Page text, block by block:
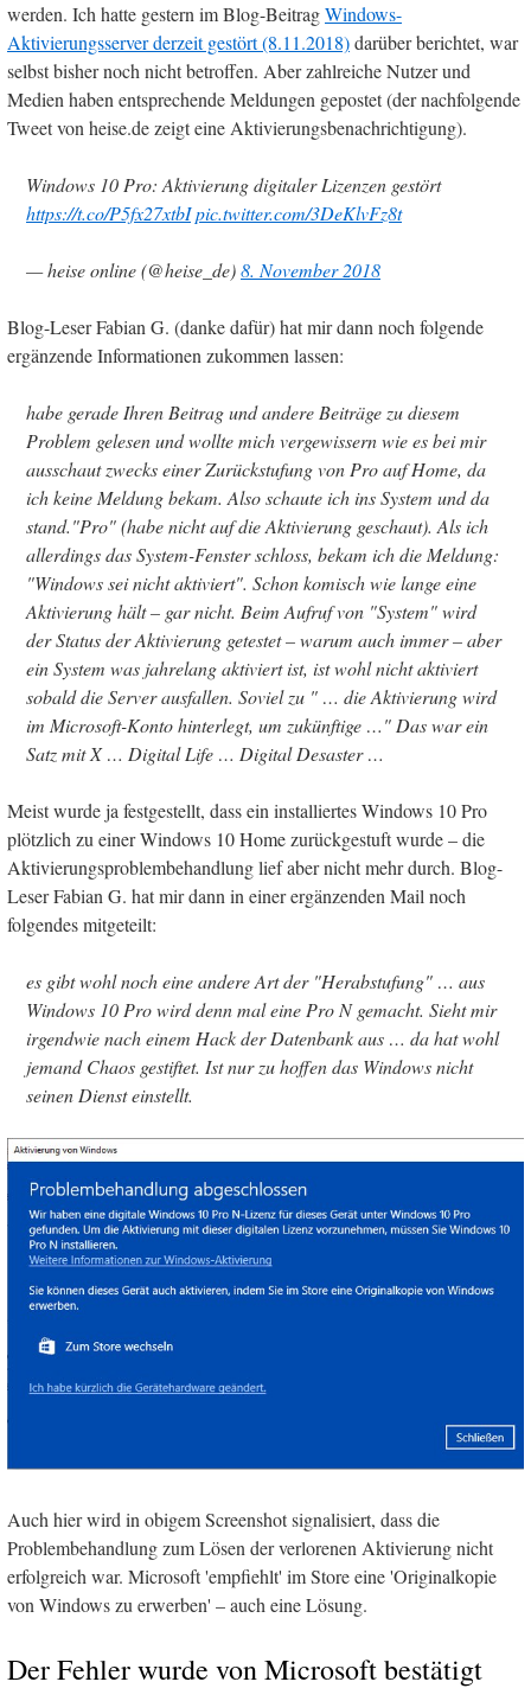
werden. Ich hatte gestern im Blog-BeitragWindows-
Aktivierungsserver derzeit gestört (8.11.2018)darüber berichtet, war
selbst bisher noch nicht betroffen. Aber zahlreiche Nutzer und
Medien haben entsprechende Meldungen gepostet (der nachfolgende
Tweet von heise.de zeigt eine Aktivierungsbenachrichtigung).
Windows 10 Pro: Aktivierung digitaler Lizenzen gestört
https://t.co/P5fx27xtbIpic.twitter.com/3DeKlvFz8t
— heise online (@heise_de)8. November 2018
Blog-Leser Fabian G. (danke dafür) hat mir dann noch folgende
ergänzende Informationen zukommen lassen:
habe gerade Ihren Beitrag und andere Beiträge zu diesem
Problem gelesen und wollte mich vergewissern wie es bei mir
ausschaut zwecks einer Zurückstufung von Pro auf Home, da
ich keine Meldung bekam. Also schaute ich ins System und da
stand."Pro" (habe nicht auf die Aktivierung geschaut). Als ich
allerdings das System-Fenster schloss, bekam ich die Meldung:
"Windows sei nicht aktiviert". Schon komisch wie lange eine
Aktivierung hält – gar nicht. Beim Aufruf von "System" wird
der Status der Aktivierung getestet – warum auch immer – aber
ein System was jahrelang aktiviert ist, ist wohl nicht aktiviert
sobald die Server ausfallen. Soviel zu " … die Aktivierung wird
im Microsoft-Konto hinterlegt, um zukünftige …" Das war ein
Satz mit X … Digital Life … Digital Desaster …
Meist wurde ja festgestellt, dass ein installiertes Windows 10 Pro
plötzlich zu einer Windows 10 Home zurückgestuft wurde – die
Aktivierungsproblembehandlung lief aber nicht mehr durch. Blog-
Leser Fabian G. hat mir dann in einer ergänzenden Mail noch
folgendes mitgeteilt:
es gibt wohl noch eine andere Art der "Herabstufung" … aus
Windows 10 Pro wird denn mal eine Pro N gemacht. Sieht mir
irgendwie nach einem Hack der Datenbank aus … da hat wohl
jemand Chaos gestiftet. Ist nur zu hoffen das Windows nicht
seinen Dienst einstellt.
Auch hier wird in obigem Screenshot signalisiert, dass die
Problembehandlung zum Lösen der verlorenen Aktivierung nicht
erfolgreich war. Microsoft 'empfiehlt' im Store eine 'Originalkopie
von Windows zu erwerben' – auch eine Lösung.
Der Fehler wurde von Microsoft bestätigt